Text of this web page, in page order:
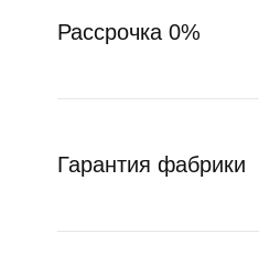
Рассрочка 0%
Гарантия фабрики